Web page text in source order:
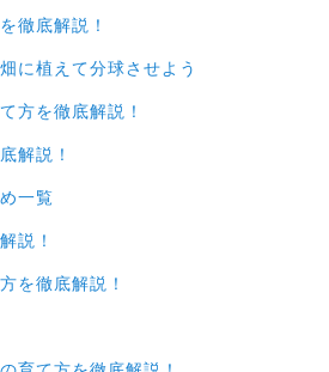
徹底解説！
に植えて分球させよう
方を徹底解説！
解説！
一覧
説！
を徹底解説！